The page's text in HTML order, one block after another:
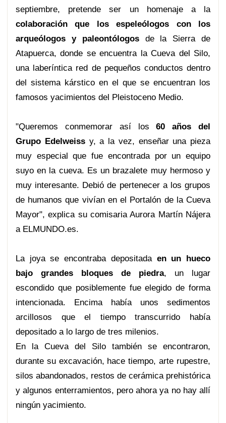
septiembre, pretende ser un homenaje a la
colaboración que los espeleólogos con los
arqueólogos y paleontólogosde la Sierra de
Atapuerca, donde se encuentra la Cueva del Silo,
una laberíntica red de pequeños conductos dentro
del sistema kárstico en el que se encuentran los
famosos yacimientos del Pleistoceno Medio.
"Queremos conmemorar así los60 años del
Grupo Edelweiss y, a la vez, enseñar una pieza
muy especial que fue encontrada por un equipo
suyo en la cueva. Es un brazalete muy hermoso y
muy interesante. Debió de pertenecer a los grupos
de humanos que vivían en el Portalón de la Cueva
Mayor", explica su comisaria Aurora Martín Nájera
a ELMUNDO.es.
La joya se encontraba depositada en un hueco
bajo grandes bloques de piedra, un lugar
escondido que posiblemente fue elegido de forma
intencionada. Encima había unos sedimentos
arcillosos que el tiempo transcurrido había
depositado a lo largo de tres milenios.
En la Cueva del Silo también se encontraron,
durante su excavación, hace tiempo, arte rupestre,
silos abandonados, restos de cerámica prehistórica
y algunos enterramientos, pero ahora ya no hay allí
ningún yacimiento.